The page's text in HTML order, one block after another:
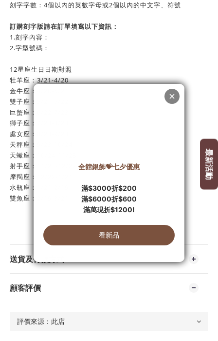
刻字字數：4個以內的英數字母或2個以內的中文字、符號
訂購刻字版請在訂單填寫以下資訊：
1.刻字內容：
2.字型號碼：
12星座生日日期對照
牡羊座：3/21-4/20
金牛座：4/20-5/21
雙子座：5/21-6/22
巨蟹座：6/22-7/23
獅子座：7/23-8/23
處女座：8/23-9/23
天秤座：9/23-10/24
天蠍座：10/24-11/23
射手座：11/23-12/22
摩羯座：12/22-1/21
水瓶座：1/21-2/19
雙魚座：2/19-3/21
送貨及付款方式
顧客評價